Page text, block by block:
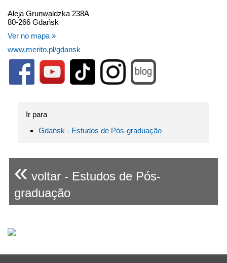
Aleja Grunwaldzka 238A
80-266 Gdańsk
Ver no mapa »
www.merito.pl/gdansk
Ir para
Gdańsk - Estudos de Pós-graduação
« voltar - Estudos de Pós-
graduação